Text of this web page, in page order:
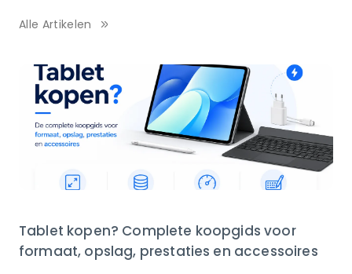
Alle Artikelen
Tablet kopen? Complete koopgids voor
formaat, opslag, prestaties en accessoires